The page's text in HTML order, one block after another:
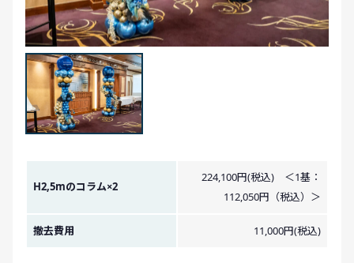
H2,5mのコラム×2
224,100円(税込) ＜1基：
112,050円（税込）＞
撤去費用 11,000円(税込)